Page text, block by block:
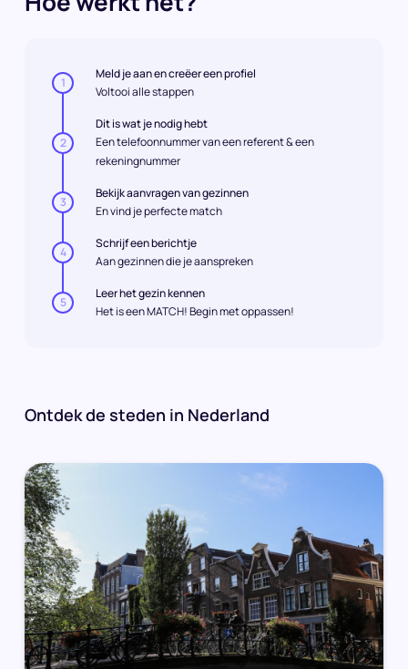
1
Meld je aan en creëer een profiel
Voltooi alle stappen
2
Dit is wat je nodig hebt
Een telefoonnummer van een referent & een
rekeningnummer
3
Bekijk aanvragen van gezinnen
En vind je perfecte match
4
Schrijf een berichtje
Aan gezinnen die je aanspreken
5
Leer het gezin kennen
Het is een MATCH! Begin met oppassen!
Ontdek de steden in Nederland